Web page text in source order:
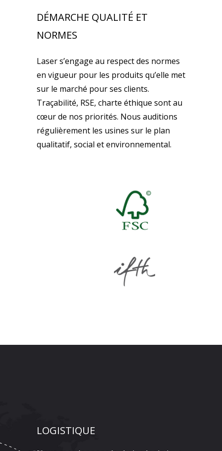
DÉMARCHE QUALITÉ ET
NORMES
Laser s’engage au respect des normes
en vigueur pour les produits qu’elle met
sur le marché pour ses clients.
Traçabilité, RSE, charte éthique sont au
cœur de nos priorités. Nous auditions
régulièrement les usines sur le plan
qualitatif, social et environnemental.
LOGISTIQUE